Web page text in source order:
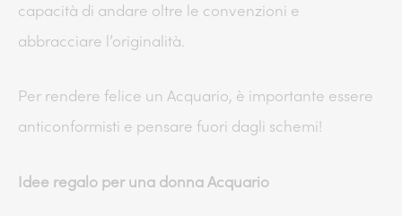
capacità di andare oltre le convenzioni e
abbracciare l’originalità.
Per rendere felice un Acquario, è importante essere
anticonformisti e pensare fuori dagli schemi!
Idee regalo per una donna Acquario